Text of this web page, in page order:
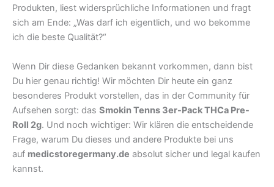
Produkten, liest widersprüchliche Informationen und fragt
sich am Ende: „Was darf ich eigentlich, und wo bekomme
ich die beste Qualität?“
Wenn Dir diese Gedanken bekannt vorkommen, dann bist
Du hier genau richtig! Wir möchten Dir heute ein ganz
besonderes Produkt vorstellen, das in der Community für
Aufsehen sorgt: das Smokin Tenns 3er-Pack THCa Pre-
Roll 2g. Und noch wichtiger: Wir klären die entscheidende
Frage, warum Du dieses und andere Produkte bei uns
auf medicstoregermany.de absolut sicher und legal kaufen
kannst.